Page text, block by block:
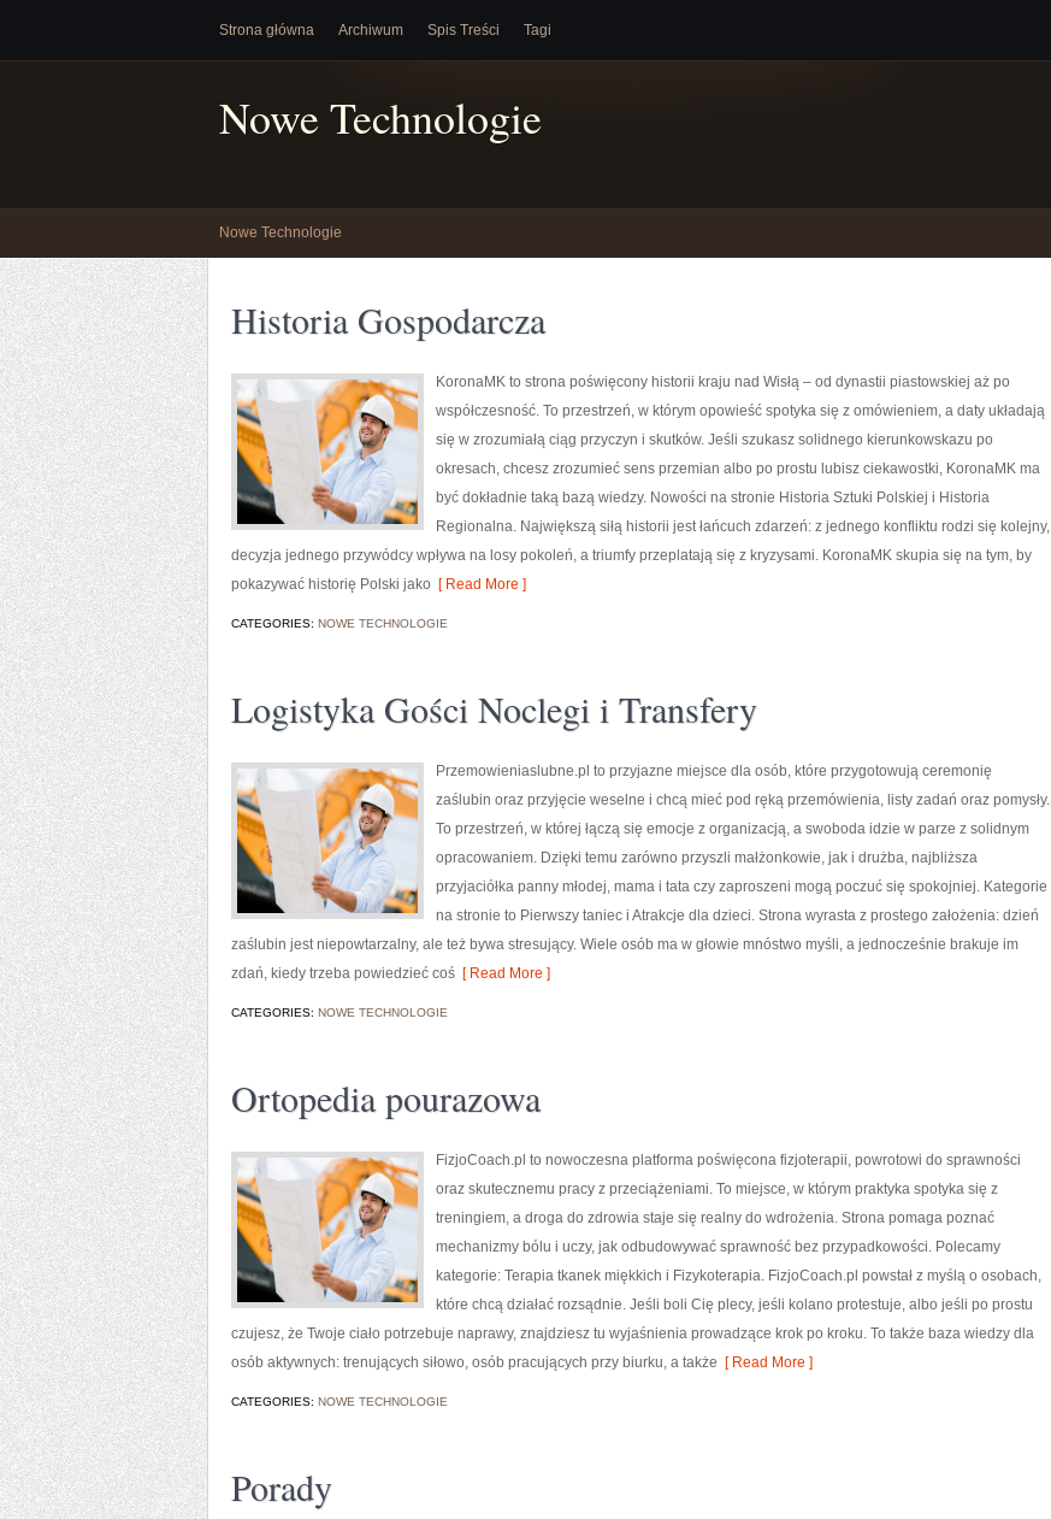
Strona główna Archiwum Spis Treści Tagi
Nowe Technologie
Nowe Technologie
Historia Gospodarcza
KoronaMK to strona poświęcony historii kraju nad Wisłą – od dynastii piastowskiej aż po
współczesność. To przestrzeń, w którym opowieść spotyka się z omówieniem, a daty układają
się w zrozumiałą ciąg przyczyn i skutków. Jeśli szukasz solidnego kierunkowskazu po
okresach, chcesz zrozumieć sens przemian albo po prostu lubisz ciekawostki, KoronaMK ma
być dokładnie taką bazą wiedzy. Nowości na stronie Historia Sztuki Polskiej i Historia
Regionalna. Największą siłą historii jest łańcuch zdarzeń: z jednego konfliktu rodzi się kolejny,
decyzja jednego przywódcy wpływa na losy pokoleń, a triumfy przeplatają się z kryzysami. KoronaMK skupia się na tym, by
pokazywać historię Polski jako [ Read More ]
CATEGORIES: NOWE TECHNOLOGIE
Logistyka Gości Noclegi i Transfery
Przemowieniaslubne.pl to przyjazne miejsce dla osób, które przygotowują ceremonię
zaślubin oraz przyjęcie weselne i chcą mieć pod ręką przemówienia, listy zadań oraz pomysły.
To przestrzeń, w której łączą się emocje z organizacją, a swoboda idzie w parze z solidnym
opracowaniem. Dzięki temu zarówno przyszli małżonkowie, jak i drużba, najbliższa
przyjaciółka panny młodej, mama i tata czy zaproszeni mogą poczuć się spokojniej. Kategorie
na stronie to Pierwszy taniec i Atrakcje dla dzieci. Strona wyrasta z prostego założenia: dzień
zaślubin jest niepowtarzalny, ale też bywa stresujący. Wiele osób ma w głowie mnóstwo myśli, a jednocześnie brakuje im
zdań, kiedy trzeba powiedzieć coś [ Read More ]
CATEGORIES: NOWE TECHNOLOGIE
Ortopedia pourazowa
FizjoCoach.pl to nowoczesna platforma poświęcona fizjoterapii, powrotowi do sprawności
oraz skutecznemu pracy z przeciążeniami. To miejsce, w którym praktyka spotyka się z
treningiem, a droga do zdrowia staje się realny do wdrożenia. Strona pomaga poznać
mechanizmy bólu i uczy, jak odbudowywać sprawność bez przypadkowości. Polecamy
kategorie: Terapia tkanek miękkich i Fizykoterapia. FizjoCoach.pl powstał z myślą o osobach,
które chcą działać rozsądnie. Jeśli boli Cię plecy, jeśli kolano protestuje, albo jeśli po prostu
czujesz, że Twoje ciało potrzebuje naprawy, znajdziesz tu wyjaśnienia prowadzące krok po kroku. To także baza wiedzy dla
osób aktywnych: trenujących siłowo, osób pracujących przy biurku, a także [ Read More ]
CATEGORIES: NOWE TECHNOLOGIE
Porady